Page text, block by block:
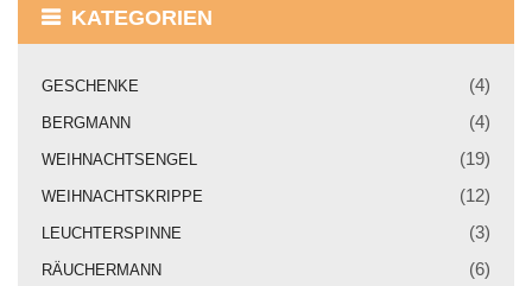
KATEGORIEN
GESCHENKE (4)
BERGMANN (4)
WEIHNACHTSENGEL (19)
WEIHNACHTSKRIPPE (12)
LEUCHTERSPINNE (3)
RÄUCHERMANN (6)